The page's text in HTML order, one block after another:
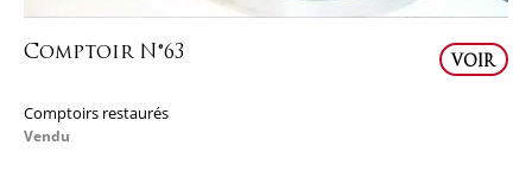
Comptoir N°63
VOIR
Comptoirs restaurés
Vendu